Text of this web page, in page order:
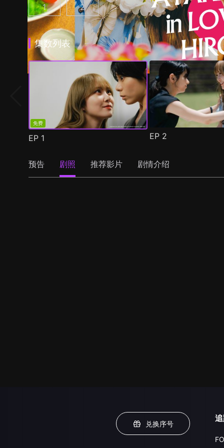
彩香最爱弘子前辈 第1集()
1 彩香最爱弘子前辈 第2季 第1集(
2
集数列表
免费
EP 1 EP 2
预告 剧照 推荐影片 剧情介绍
兑换序号